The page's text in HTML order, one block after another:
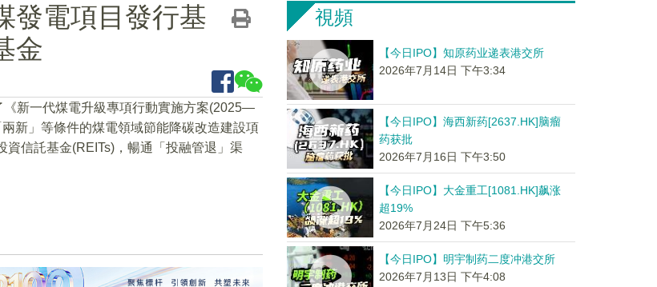
發電項目發行基
金
《新一代煤電升級專項行動實施方案(2025—
新」等條件的煤電領域節能降碳改造建設項
資信託基金(REITs)，暢通「投融管退」渠
視頻
【今日IPO】知原药业递表港交所
2026年7月14日 下午3:34
【今日IPO】海西新药[2637.HK]脑瘤
药获批
2026年7月16日 下午3:50
【今日IPO】大金重工[1081.HK]飙涨
超19%
2026年7月24日 下午5:36
【今日IPO】明宇制药二度冲港交所
2026年7月13日 下午4:08